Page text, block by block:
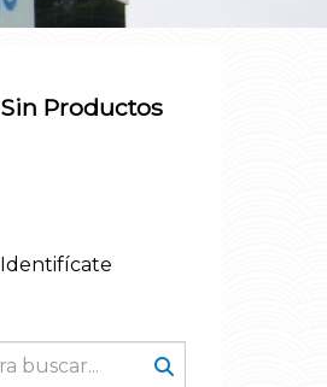
Sin Productos
Identifícate